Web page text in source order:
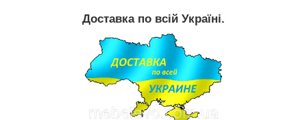
Доставка по всій Україні.